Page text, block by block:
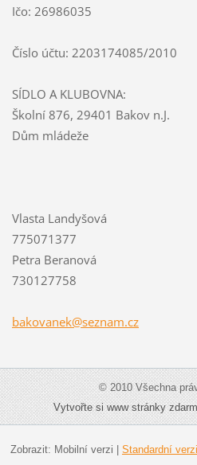
Ičo: 26986035
Číslo účtu: 2203174085/2010
SÍDLO A KLUBOVNA:
Školní 876, 29401 Bakov n.J.
Dům mládeže
Vlasta Landyšová
775071377
Petra Beranová
730127758
bakovanek@seznam.cz
© 2010 Všechna
Vytvořte si www stránky
Zobrazit: Mobilní verzi | Standardní verzi